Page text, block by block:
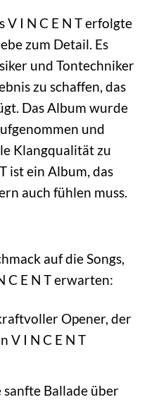
I N C E N T erfolgte
zum Detail. Es
und Tontechniker
zu schaffen, das
Das Album wurde
und
Klangqualität zu
ist ein Album, das
auch fühlen muss.
auf die Songs,
C E N T erwarten:
Opener, der
V I N C E N T
sanfte Ballade über